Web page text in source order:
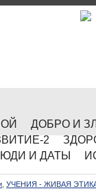
ДОБРО И
2
И ДАТЫ
УЧЕНИЯ - ЖИВАЯ